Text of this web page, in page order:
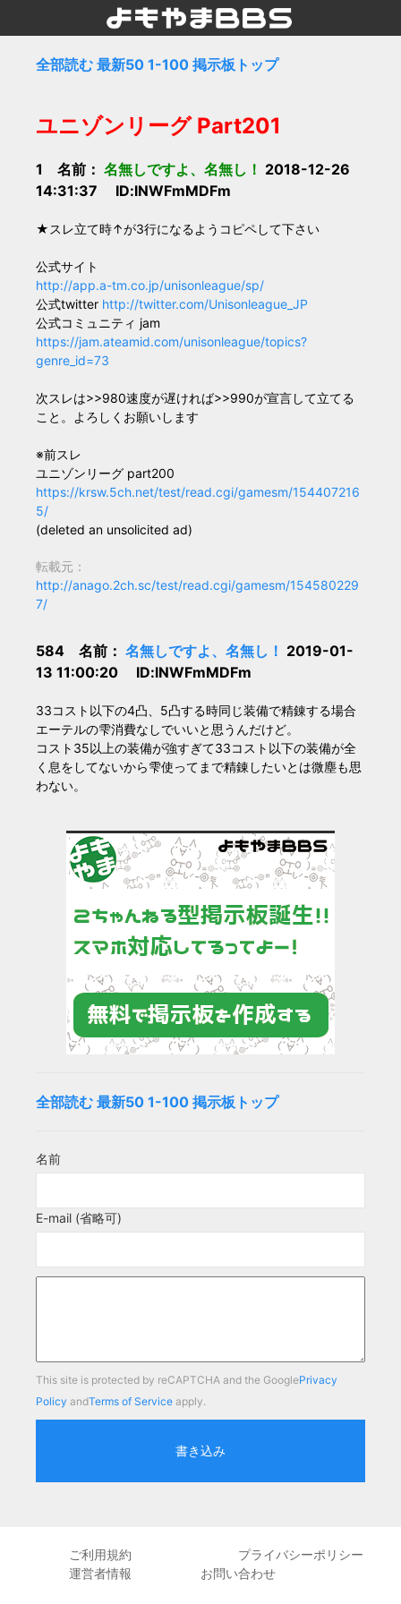
全部読む 最新50 1-100 掲示板トップ
ユニゾンリーグ Part201
1 名前： 名無しですよ、名無し！ 2018-12-26
14:31:37 ID:lNWFmMDFm
★スレ立て時↑が3行になるようコピペして下さい
公式サイト
http://app.a-tm.co.jp/unisonleague/sp/
公式twitter http://twitter.com/Unisonleague_JP
公式コミュニティ jam
https://jam.ateamid.com/unisonleague/topics?
genre_id=73
次スレは>>980速度が遅ければ>>990が宣言して立てる
こと。よろしくお願いします
※前スレ
ユニゾンリーグ part200
https://krsw.5ch.net/test/read.cgi/gamesm/154407216
5/
(deleted an unsolicited ad)
転載元：
http://anago.2ch.sc/test/read.cgi/gamesm/154580229
7/
584 名前： 名無しですよ、名無し！ 2019-01-
13 11:00:20 ID:lNWFmMDFm
33コスト以下の4凸、5凸する時同じ装備で精錬する場合
エーテルの雫消費なしでいいと思うんだけど。
コスト35以上の装備が強すぎて33コスト以下の装備が全
く息をしてないから雫使ってまで精錬したいとは微塵も思
わない。
全部読む 最新50 1-100 掲示板トップ
名前
E-mail (省略可)
This site is protected by reCAPTCHA and the GooglePrivacy
Policy andTerms of Service apply.
書き込み
ご利用規約
プライバシーポリシー
運営者情報
お問い合わせ